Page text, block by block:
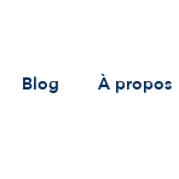
Blog À propos